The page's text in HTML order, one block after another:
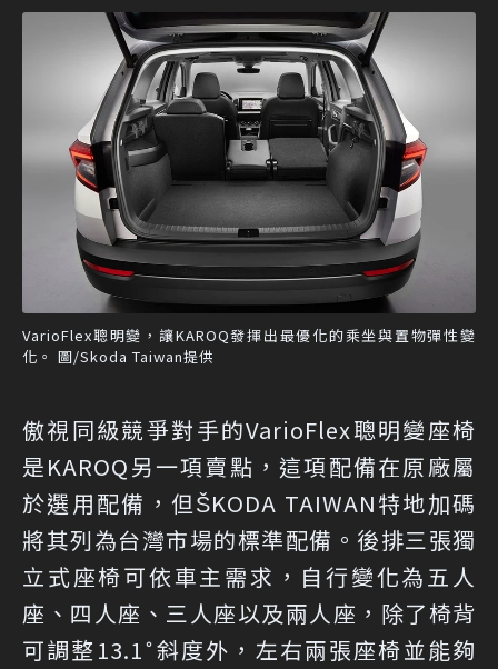
​​VarioFlex聰明變，讓KAROQ發揮出最優化的乘坐與置物彈性變
化。 圖/Skoda Taiwan提供
傲視同級競爭對手的VarioFlex聰明變座椅
是KAROQ另一項賣點，這項配備在原廠屬
於選用配備，但ŠKODA TAIWAN特地加碼
將其列為台灣市場的標準配備。後排三張獨
立式座椅可依車主需求，自行變化為五人
座、四人座、三人座以及兩人座，除了椅背
可調整13.1˚斜度外，左右兩張座椅並能夠